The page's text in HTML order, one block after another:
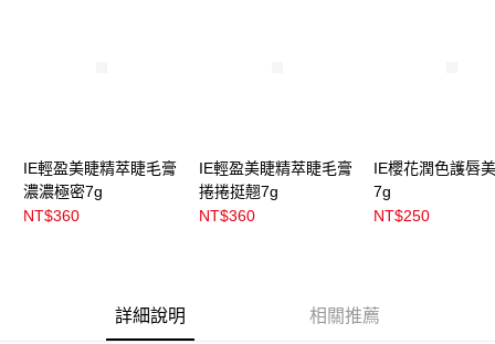
付款後門市自取
每筆NT$100，滿NT$399(含以上)免運費
IE輕盈美睫精萃睫毛膏
濃濃極密7g
NT$360
IE輕盈美睫精萃睫毛膏
捲捲挺翹7g
NT$360
IE櫻花潤色護唇
7g
NT$250
詳細說明 相關推薦